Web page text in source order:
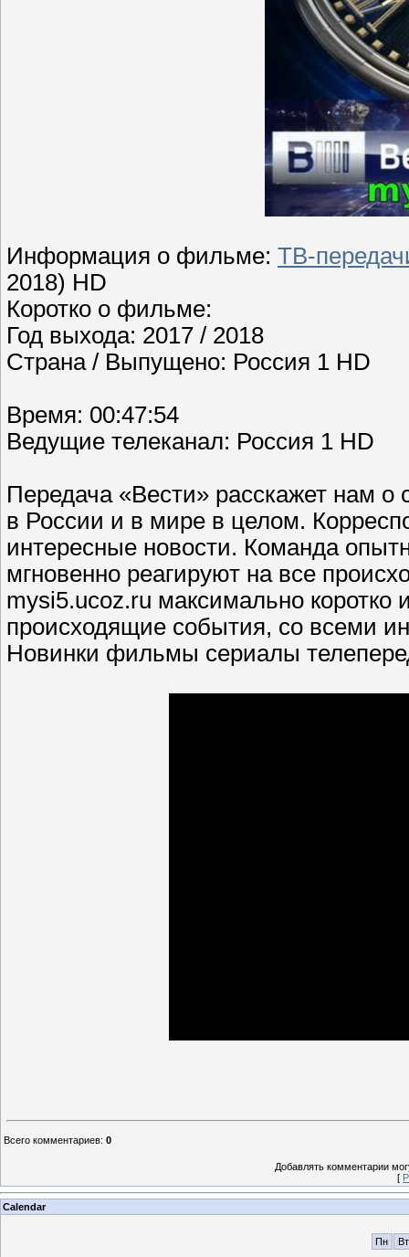
Информация о фильме: ТВ-
2018) HD
Коротко о фильме:
Год выхода: 2017 / 2018
Страна / Выпущено: Россия 1 HD
Время: 00:47:54
Ведущие телеканал: Россия 1 HD
Передача «Вести» расскажет нам
в России и в мире в целом.
интересные новости. Команда
мгновенно реагируют на все
mysi5.ucoz.ru максимально
происходящие события, со всеми
Новинки фильмы сериалы
Всего комментариев: 0
Добавлять комментарии
[
Calendar
Пн Вт